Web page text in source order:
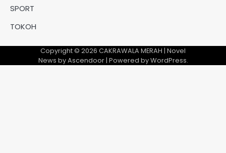
SPORT
TOKOH
Copyright © 2026 CAKRAWALA MERAH | Novel
News byAscendoor| Powered byWordPress.